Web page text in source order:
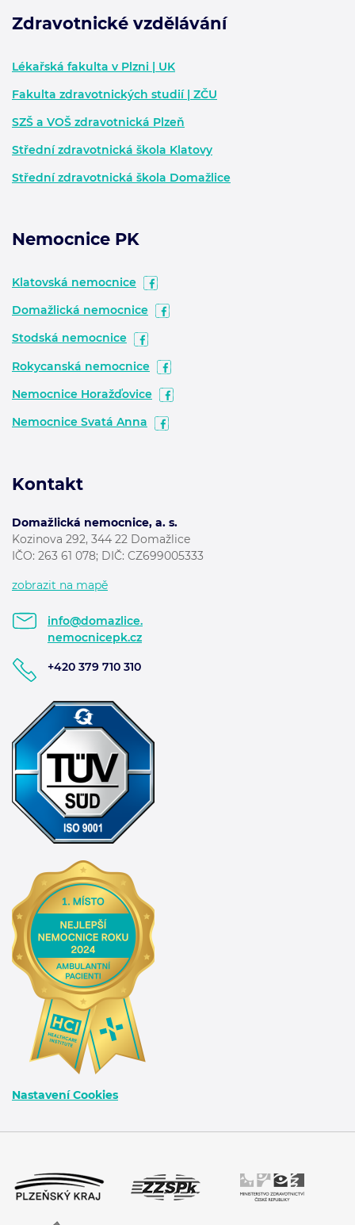
Zdravotnické vzdělávání
Lékařská fakulta v Plzni | UK
Fakulta zdravotnických studií | ZČU
SZŠ a VOŠ zdravotnická Plzeň
Střední zdravotnická škola Klatovy
Střední zdravotnická škola Domažlice
Nemocnice PK
Klatovská nemocnice
Domažlická nemocnice
Stodská nemocnice
Rokycanská nemocnice
Nemocnice Horažďovice
Nemocnice Svatá Anna
Kontakt
Domažlická nemocnice, a. s.
Kozinova 292, 344 22 Domažlice
IČO: 263 61 078; DIČ: CZ699005333
zobrazit na mapě
info@domazlice.
nemocnicepk.cz
+420 379 710 310
Nastavení Cookies